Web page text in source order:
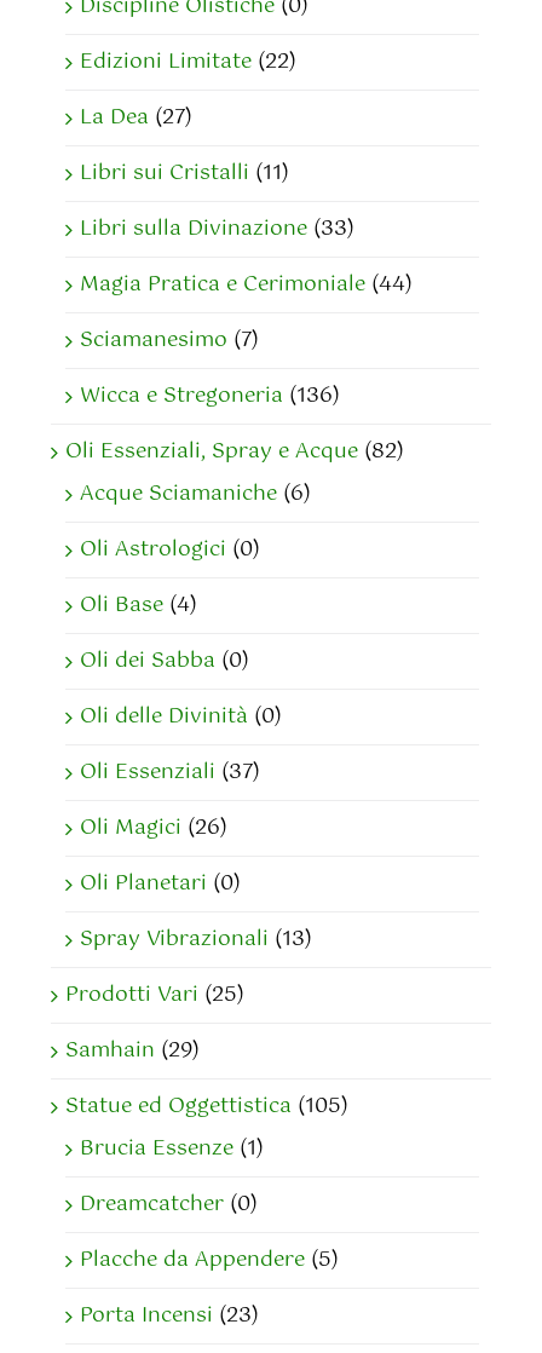
Edizioni Limitate (22)
La Dea (27)
Libri sui Cristalli (11)
Libri sulla Divinazione (33)
Magia Pratica e Cerimoniale (44)
Sciamanesimo (7)
Wicca e Stregoneria (136)
Oli Essenziali, Spray e Acque (82)
Acque Sciamaniche (6)
Oli Astrologici (0)
Oli Base (4)
Oli dei Sabba (0)
Oli delle Divinità (0)
Oli Essenziali (37)
Oli Magici (26)
Oli Planetari (0)
Spray Vibrazionali (13)
Prodotti Vari (25)
Samhain (29)
Statue ed Oggettistica (105)
Brucia Essenze (1)
Dreamcatcher (0)
Placche da Appendere (5)
Porta Incensi (23)